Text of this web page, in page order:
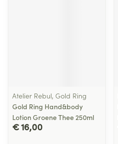
Atelier Rebul, Gold Ring
Gold Ring Hand&body
Lotion Groene Thee 250ml
€ 16,00